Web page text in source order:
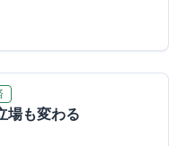
場も変わる